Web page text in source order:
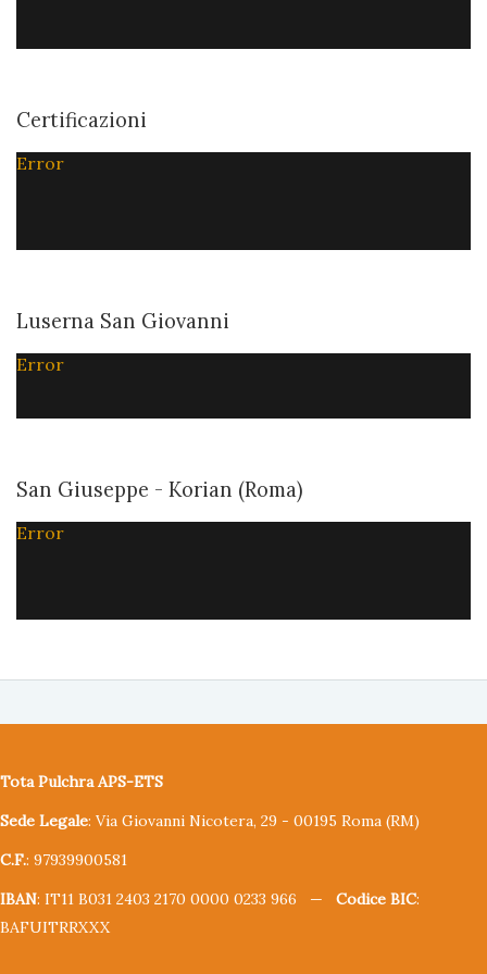
Certificazioni
Error
Luserna San Giovanni
Error
San Giuseppe - Korian (Roma)
Error
Tota Pulchra APS-ETS
Sede Legale: Via Giovanni Nicotera, 29 - 00195 Roma (RM)
C.F.: 97939900581
IBAN: IT11 B031 2403 2170 0000 0233 966 — Codice BIC:
BAFUITRRXXX